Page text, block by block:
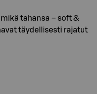
tahansa – soft &
täydellisesti rajatut